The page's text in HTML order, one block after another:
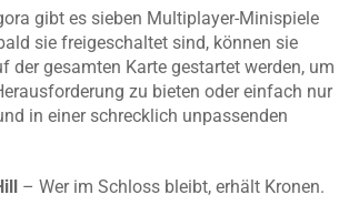
gibt es sieben Multiplayer-Minispiele
sie freigeschaltet sind, können sie
der gesamten Karte gestartet werden, um
zu bieten oder einfach nur
in einer schrecklich unpassenden
– Wer im Schloss bleibt, erhält Kronen.